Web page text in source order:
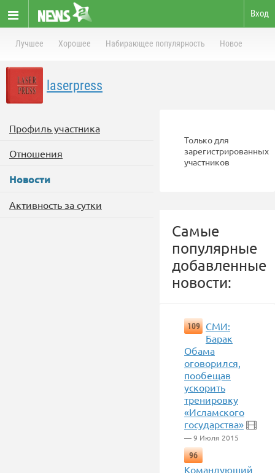
Вход
Лучшее Хорошее Набирающее популярность Новое
laserpress
Профиль участника
Отношения
Новости
Активность за сутки
Только для
зарегистрированных
участников
Самые
популярные
добавленные
новости:
109
СМИ:
Барак
Обама
оговорился,
пообещав
ускорить
тренировку
«Исламского
государства»
— 9 Июля 2015
96
Командующий